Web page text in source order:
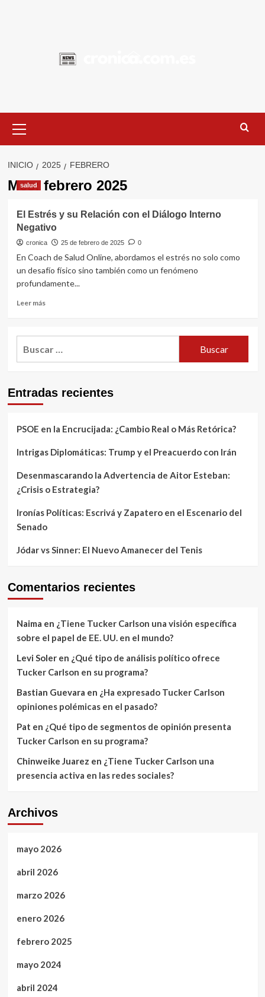
primario
INICIO 2025 FEBRERO
Mes:febrero 2025
salud
El Estrés y su Relación con el Diálogo Interno
Negativo
cronica 25 de febrero de 2025 0
En Coach de Salud Online, abordamos el estrés no solo como
un desafío físico sino también como un fenómeno
profundamente...
Leer másLeer
El
Estrés
con
Interno
Entradas recientes
PSOE en la Encrucijada: ¿Cambio Real o Más Retórica?
Intrigas Diplomáticas: Trump y el Preacuerdo con Irán
Desenmascarando la Advertencia de Aitor Esteban:
¿Crisis o Estrategia?
Ironías Políticas: Escrivá y Zapatero en el Escenario del
Senado
Jódar vs Sinner: El Nuevo Amanecer del Tenis
Comentarios recientes
Naima en ¿Tiene Tucker Carlson una visión específica
sobre el papel de EE. UU. en el mundo?
Levi Soleren ¿Qué tipo de análisis político ofrece
Tucker Carlson en su programa?
Bastian Guevara en ¿Ha expresado Tucker Carlson
opiniones polémicas en el pasado?
Pat en ¿Qué tipo de segmentos de opinión presenta
Tucker Carlson en su programa?
Chinweike Juarez en ¿Tiene Tucker Carlson una
presencia activa en las redes sociales?
Archivos
mayo 2026
abril 2026
marzo 2026
enero 2026
febrero 2025
mayo 2024
abril 2024